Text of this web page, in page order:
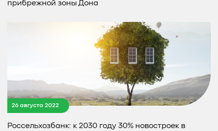
прибрежной зоны Дона
26 августа 2022
Россельхозбанк: к 2030 году 30% новостроек в